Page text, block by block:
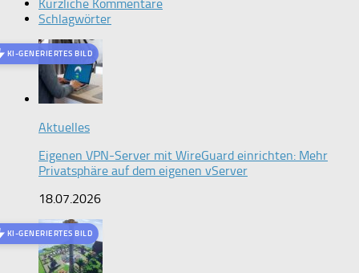
Kürzliche Kommentare
Schlagwörter
KI-GENERIERTES BILD
Aktuelles
Eigenen VPN-Server mit WireGuard einrichten: Mehr
Privatsphäre auf dem eigenen vServer
18.07.2026
KI-GENERIERTES BILD